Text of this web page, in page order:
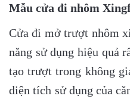
Mẫu cửa đi nhôm
Cửa đi mở trượt nhôm
năng sử dụng hiệu quả
tạo trượt trong không
diện tích sử dụng của